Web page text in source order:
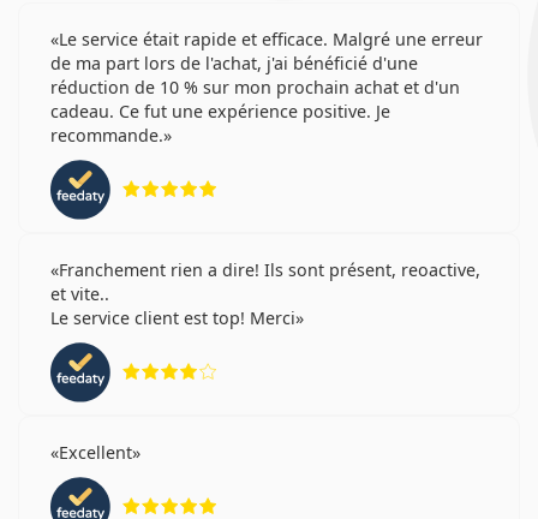
Le service était rapide et efficace. Malgré une erreur
de ma part lors de l'achat, j'ai bénéficié d'une
réduction de 10 % sur mon prochain achat et d'un
cadeau. Ce fut une expérience positive. Je
recommande.
Franchement rien a dire! Ils sont présent, reoactive,
et vite..
Le service client est top! Merci
Excellent